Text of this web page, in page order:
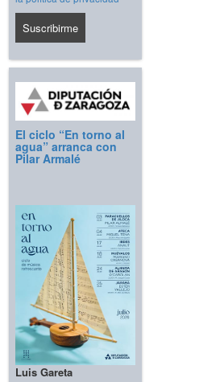
El ciclo “En torno al
agua” arranca con
Pilar Armalé
Luis Gareta